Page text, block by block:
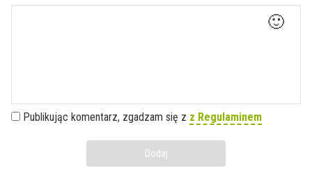
🙂
Publikując komentarz, zgadzam się z z Regulaminem
Dodaj